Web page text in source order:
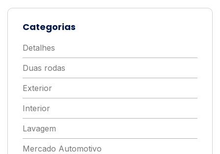
Categorias
Detalhes
Duas rodas
Exterior
Interior
Lavagem
Mercado Automotivo